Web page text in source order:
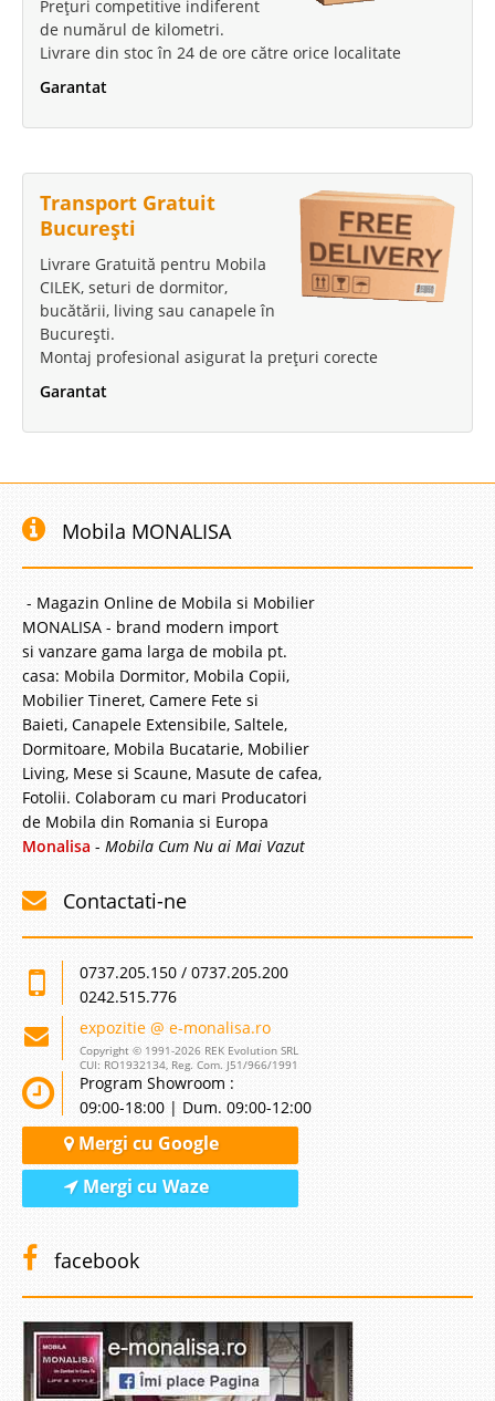
Prețuri competitive indiferent
de numărul de kilometri.
Livrare din stoc în 24 de ore către orice localitate
Garantat
Transport Gratuit
București
Livrare Gratuită pentru Mobila
CILEK, seturi de dormitor,
bucătării, living sau canapele în
București.
Montaj profesional asigurat la prețuri corecte
Garantat
Mobila MONALISA
- Magazin Online de Mobila si Mobilier
MONALISA - brand modern import
si vanzare gama larga de mobila pt.
casa: Mobila Dormitor, Mobila Copii,
Mobilier Tineret, Camere Fete si
Baieti, Canapele Extensibile, Saltele,
Dormitoare, Mobila Bucatarie, Mobilier
Living, Mese si Scaune, Masute de cafea,
Fotolii. Colaboram cu mari Producatori
de Mobila din Romania si Europa
Monalisa - Mobila Cum Nu ai Mai Vazut
Contactati-ne
0737.205.150 / 0737.205.200
0242.515.776
expozitie @ e-monalisa.ro
Copyright © 1991-2026 REK Evolution SRL
CUI: RO1932134, Reg. Com. J51/966/1991
Program Showroom :
09:00-18:00 | Dum. 09:00-12:00
Mergi cu Google
Mergi cu Waze
facebook